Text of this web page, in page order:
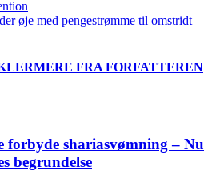
øje med pengestrømme til omstridt
MERE FRA FORFATTEREN
forbyde shariasvømning – Nu
begrundelse